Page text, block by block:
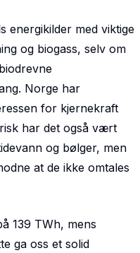
energikilder med viktige
og biogass, selv om
Norge har
for kjernekraft
har det også vært
og bølger, men
at de ikke omtales
139 TWh, mens
ga oss et solid